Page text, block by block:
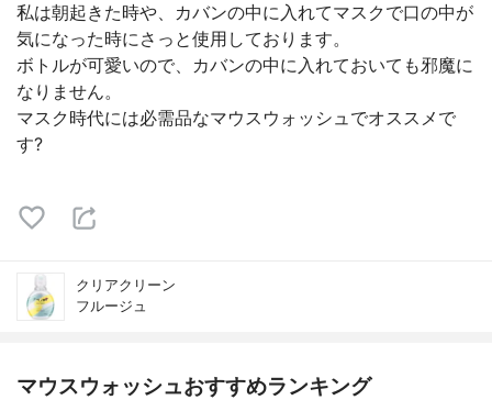
私は朝起きた時や、カバンの中に入れてマスクで口の中が
気になった時にさっと使用しております。
ボトルが可愛いので、カバンの中に入れておいても邪魔に
なりません。
マスク時代には必需品なマウスウォッシュでオススメで
す?
クリアクリーン
フルージュ
マウスウォッシュおすすめランキング